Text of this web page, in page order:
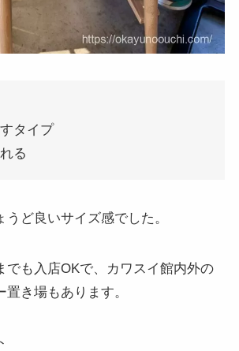
タイプ
る
うど良いサイズ感でした。
でも入店OKで、カワスイ館内外の
き場もあります。